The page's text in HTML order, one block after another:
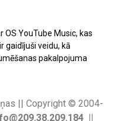
YouTube Music, kas
gaidījuši veidu, kā
pakalpojuma
|| Copyright © 2004-
||